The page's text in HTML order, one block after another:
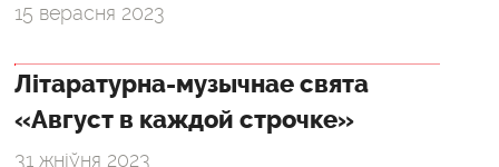
15 верасня 2023
Літаратурна-музычнае свята
«Август в каждой строчке»
31 жніўня 2023